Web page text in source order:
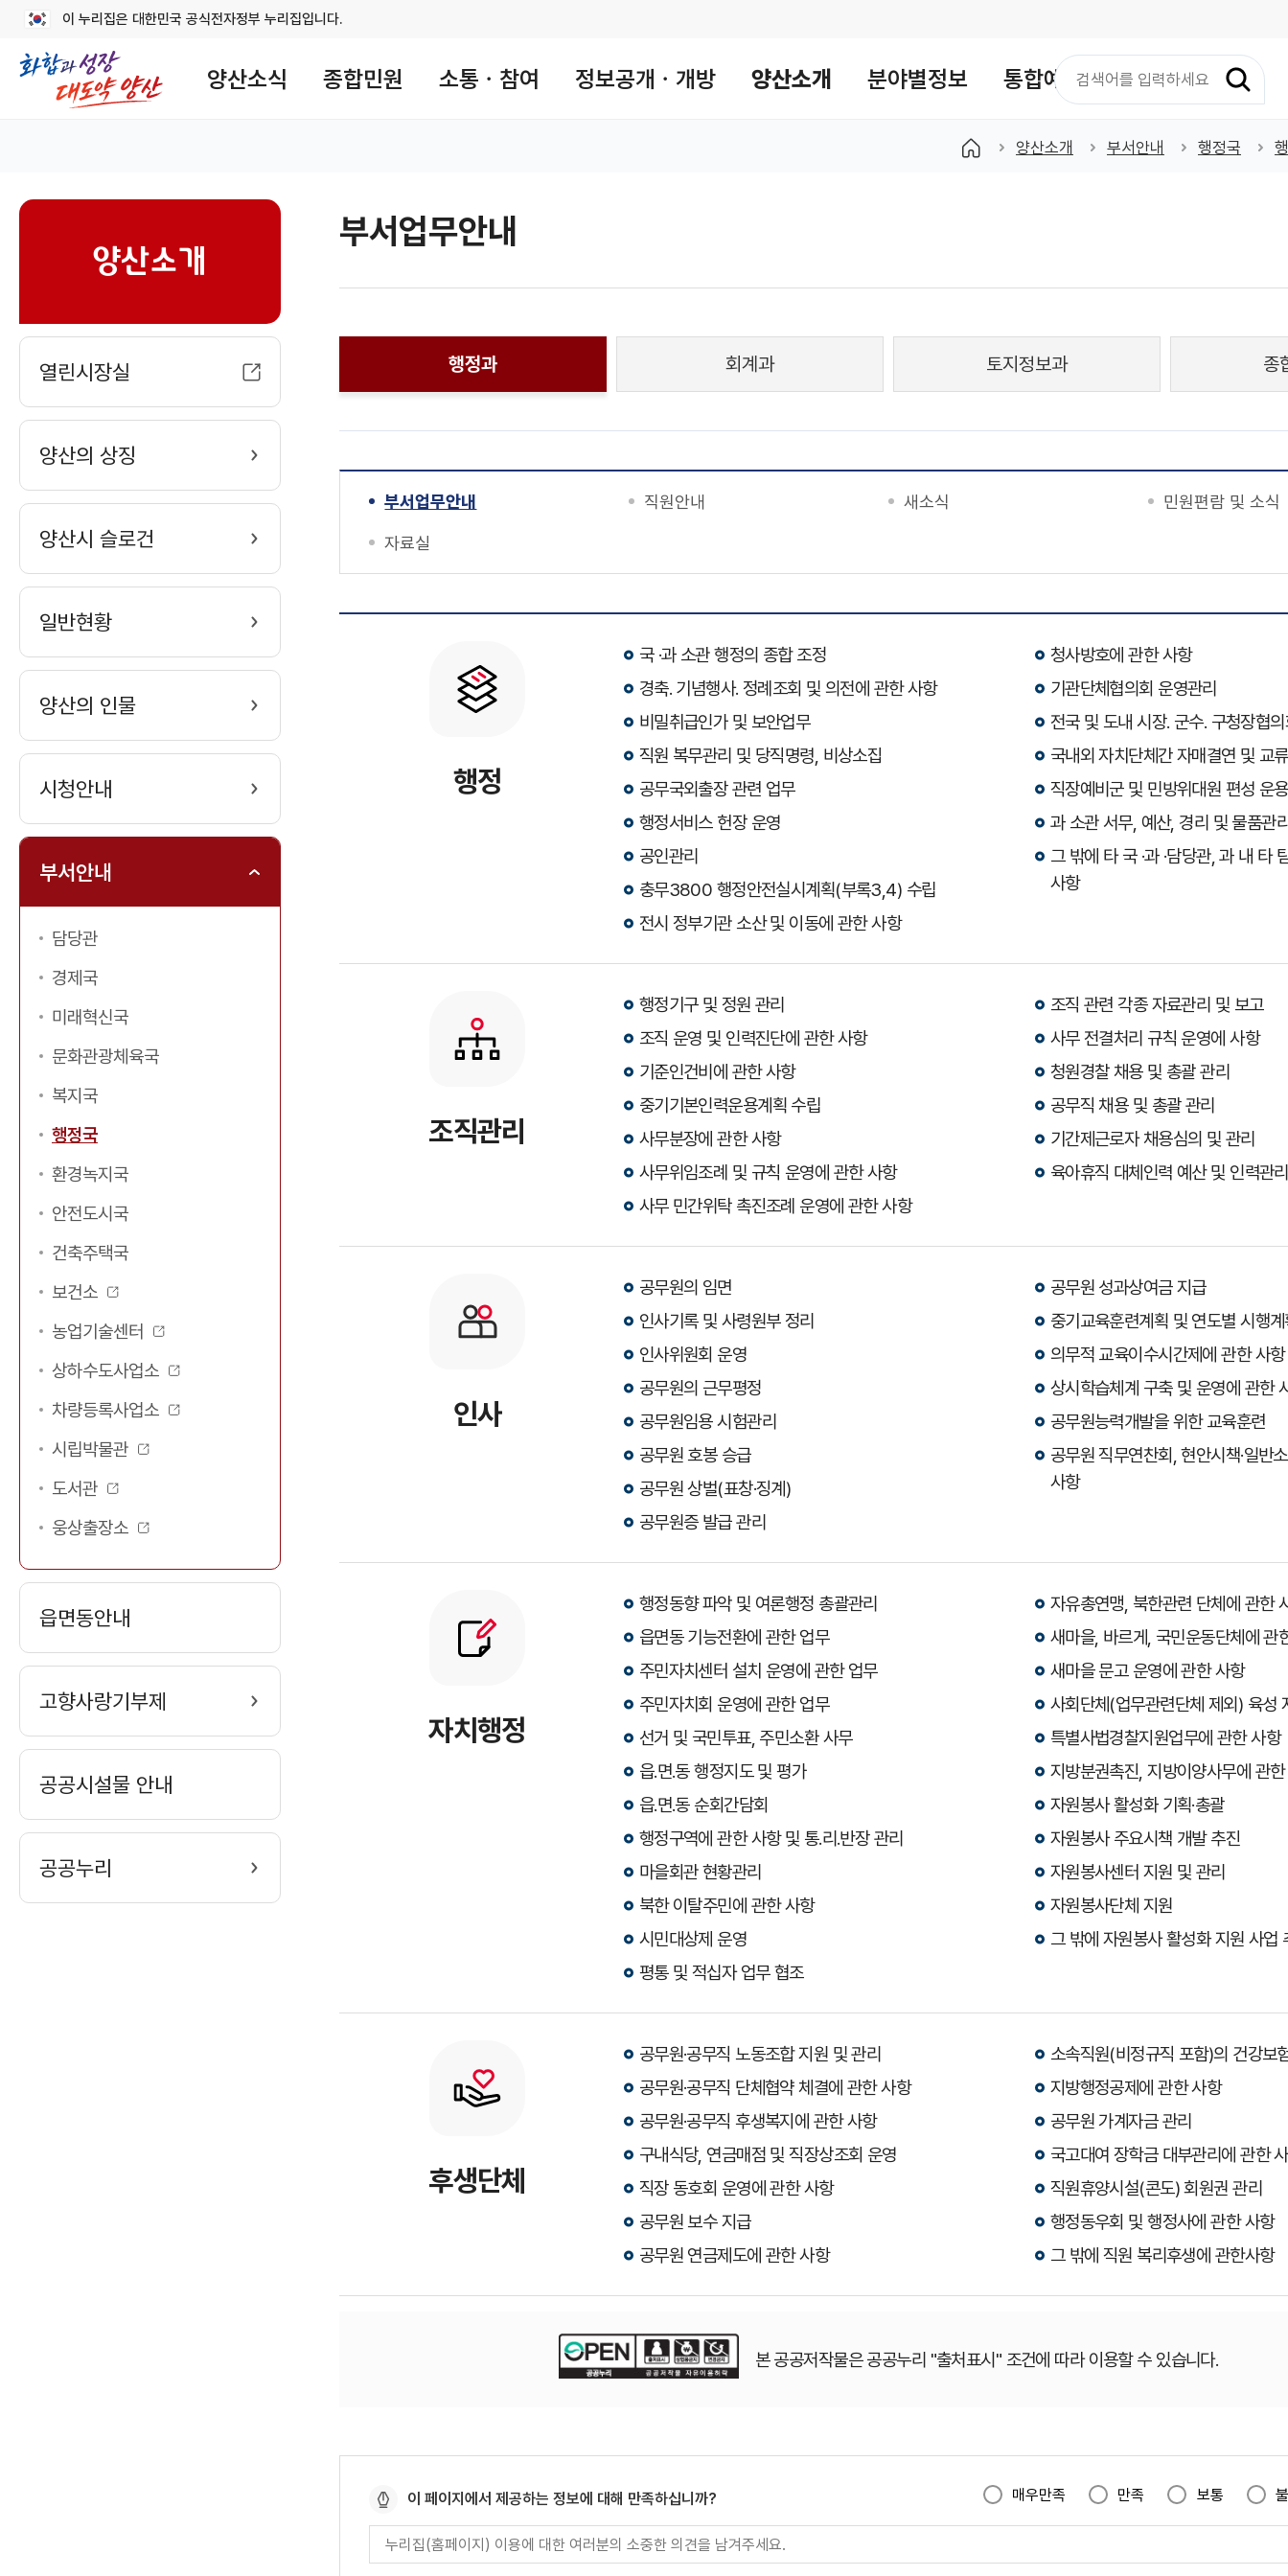
이 누리집은 대한민국 공식전자정부 누리집입니다.
양산소식 종합민원 소통ㆍ참여 정보공개ㆍ개방 양산소개 분야별정보 통합예약색
입
양산소개
열린시장실
양산의 상징
양산시 슬로건
일반현황
양산의 인물
시청안내
부서안내
담당관
경제국
미래혁신국
문화관광체육국
복지국
행정국
환경녹지국
안전도시국
건축주택국
보건소
농업기술센터
상하수도사업소
차량등록사업소
시립박물관
도서관
웅상출장소
읍면동안내
고향사랑기부제
공공시설물 안내
공공누리
부서업무안내
양산소개 부서안내 행정국
sns 공유 리스트 열기
본문 인쇄
행정과 회계과 토지정보과 종
부서업무안내 직원안내 새소식 민원편람 및 소식
자료실
행정
국 ·과 소관 행정의 종합 조정
경축. 기념행사. 정례조회 및 의전에 관한 사항
비밀취급인가 및 보안업무
직원 복무관리 및 당직명령, 비상소집
공무국외출장 관련 업무
행정서비스 헌장 운영
공인관리
충무3800 행정안전실시계획(부록3,4) 수립
전시 정부기관 소산 및 이동에 관한 사항
청사방호에 관한 사항
기관단체협의회 운영관리
전국 및 도내 시장. 군수. 구청장협
국내외 자치단체간 자매결연 및 교
직장예비군 및 민방위대원 편성 운용
과 소관 서무, 예산, 경리 및 물품관
그 밖에 타 국 ·과 ·담당관, 과 내 타
사항
조직관리
행정기구 및 정원 관리
조직 운영 및 인력진단에 관한 사항
기준인건비에 관한 사항
중기기본인력운용계획 수립
사무분장에 관한 사항
사무위임조례 및 규칙 운영에 관한 사항
사무 민간위탁 촉진조례 운영에 관한 사항
조직 관련 각종 자료관리 및 보고
사무 전결처리 규칙 운영에 사항
청원경찰 채용 및 총괄 관리
공무직 채용 및 총괄 관리
기간제근로자 채용심의 및 관리
육아휴직 대체인력 예산 및 인력관리
인사
공무원의 임면
인사기록 및 사령원부 정리
인사위원회 운영
공무원의 근무평정
공무원임용 시험관리
공무원 호봉 승급
공무원 상벌(표창·징계)
공무원증 발급 관리
공무원 성과상여금 지급
중기교육훈련계획 및 연도별 시행
의무적 교육이수시간제에 관한 사항
상시학습체계 구축 및 운영에 관한
공무원능력개발을 위한 교육훈련
공무원 직무연찬회, 현안시책·일반
사항
자치행정
행정동향 파악 및 여론행정 총괄관리
읍면동 기능전환에 관한 업무
주민자치센터 설치 운영에 관한 업무
주민자치회 운영에 관한 업무
선거 및 국민투표, 주민소환 사무
읍.면.동 행정지도 및 평가
읍.면.동 순회간담회
행정구역에 관한 사항 및 통.리.반장 관리
마을회관 현황관리
북한 이탈주민에 관한 사항
시민대상제 운영
평통 및 적십자 업무 협조
자유총연맹, 북한관련 단체에 관한
새마을, 바르게, 국민운동단체에 관
새마을 문고 운영에 관한 사항
사회단체(업무관련단체 제외) 육성
특별사법경찰지원업무에 관한 사항
지방분권촉진, 지방이양사무에 관
자원봉사 활성화 기획·총괄
자원봉사 주요시책 개발 추진
자원봉사센터 지원 및 관리
자원봉사단체 지원
그 밖에 자원봉사 활성화 지원 사업
후생단체
공무원·공무직 노동조합 지원 및 관리
공무원·공무직 단체협약 체결에 관한 사항
공무원·공무직 후생복지에 관한 사항
구내식당, 연금매점 및 직장상조회 운영
직장 동호회 운영에 관한 사항
공무원 보수 지급
공무원 연금제도에 관한 사항
소속직원(비정규직 포함)의 건강보
지방행정공제에 관한 사항
공무원 가계자금 관리
국고대여 장학금 대부관리에 관한
직원휴양시설(콘도) 회원권 관리
행정동우회 및 행정사에 관한 사항
그 밖에 직원 복리후생에 관한사항
본 공공저작물은 공공누리 "출처표시" 조건에 따라 이용할 수 있습니다.
페
이
이 페이지에서 제공하는 정보에 대해 만족하십니까? 매우만족 만족 보통